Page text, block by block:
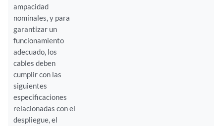
ampacidad
nominales, y para
garantizar un
funcionamiento
adecuado, los
cables deben
cumplir con las
siguientes
especificaciones
relacionadas con el
despliegue, el